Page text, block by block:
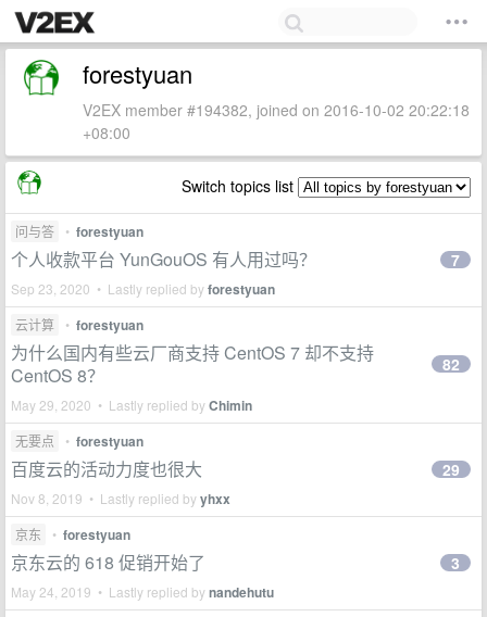
forestyuan
V2EX member #194382, joined on 2016-10-02 20:22:18
+08:00
Switch topics list
问与答 • forestyuan
个人收款平台 YunGouOS 有人用过吗？
Sep 23, 2020 • Lastly replied byforestyuan
7
云计算 • forestyuan
为什么国内有些云厂商支持 CentOS 7 却不支持
CentOS 8？
May 29, 2020 • Lastly replied byChimin
82
无要点 • forestyuan
百度云的活动力度也很大
Nov 8, 2019 • Lastly replied byyhxx
29
京东 • forestyuan
京东云的 618 促销开始了
May 24, 2019 • Lastly replied bynandehutu
3